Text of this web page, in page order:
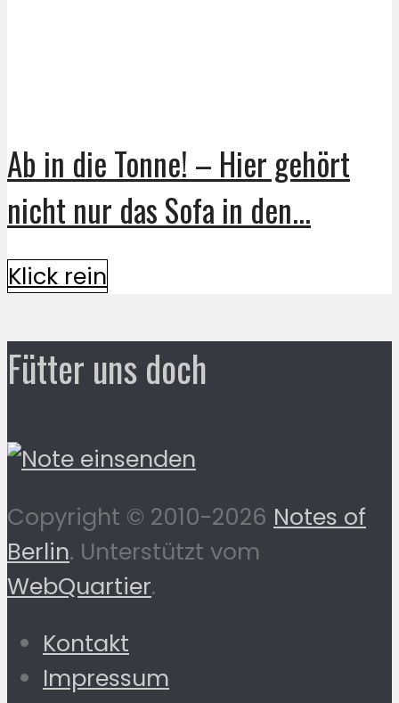
Ab in die Tonne! – Hier gehört
nicht nur das Sofa in den...
Klick rein
Fütter uns doch
Copyright © 2010-2026 Notes of
Berlin. Unterstützt vom
WebQuartier.
Kontakt
Impressum